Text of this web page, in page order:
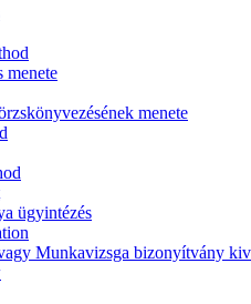
menete
menete
ügyintézés
Munkavizsga bizonyítvány